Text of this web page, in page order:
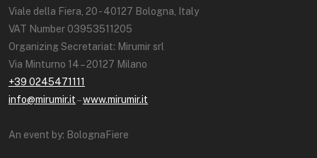
Viale della Fiera, 20 - 40127 Bologna, Italy
VAT Number 03953511205
Organizing Secretariat: Mirumir srl
Via Minturno 14 – 20127 Milano
+39 0245471111
info@mirumir.it–www.mirumir.it
An event by: BolognaFiere